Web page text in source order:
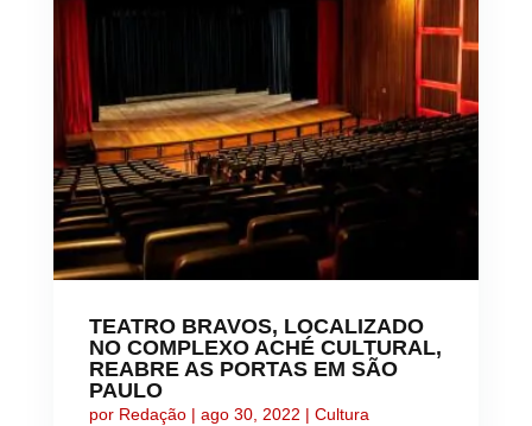
TEATRO BRAVOS, LOCALIZADO
NO COMPLEXO ACHÉ CULTURAL,
REABRE AS PORTAS EM SÃO
PAULO
por Redação| ago 30, 2022 | Cultura